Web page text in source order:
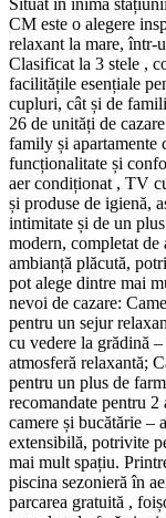
CM este o alegere
relaxant la mare, într-
Clasificat la 3 stele ,
facilitățile esențiale
cupluri, cât și de
26 de unități de
family și apartamente
funcționalitate și
aer condiționat , TV
și produse de igienă,
intimitate și de un
modern, completat de
ambianță plăcută,
pot alege dintre mai
nevoi de cazare:
pentru un sejur
cu vedere la grădină
atmosferă relaxantă;
pentru un plus de
recomandate pentru
camere și bucătărie –
extensibilă, potrivite
mai mult spațiu.
piscina sezonieră în
parcarea gratuită ,